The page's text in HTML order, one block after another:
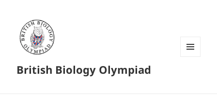
British Biology Olympiad